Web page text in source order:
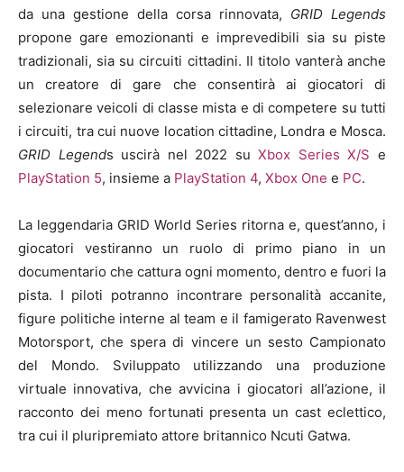
da una gestione della corsa rinnovata, GRID Legends
propone gare emozionanti e imprevedibili sia su piste
tradizionali, sia su circuiti cittadini. Il titolo vanterà anche
un creatore di gare che consentirà ai giocatori di
selezionare veicoli di classe mista e di competere su tutti
i circuiti, tra cui nuove location cittadine, Londra e Mosca.
GRID Legends uscirà nel 2022 suXbox Series X/S e
PlayStation 5, insieme a PlayStation 4, Xbox One e PC.
La leggendaria GRID World Series ritorna e, quest’anno, i
giocatori vestiranno un ruolo di primo piano in un
documentario che cattura ogni momento, dentro e fuori la
pista. I piloti potranno incontrare personalità accanite,
figure politiche interne al team e il famigerato Ravenwest
Motorsport, che spera di vincere un sesto Campionato
del Mondo. Sviluppato utilizzando una produzione
virtuale innovativa, che avvicina i giocatori all’azione, il
racconto dei meno fortunati presenta un cast eclettico,
tra cui il pluripremiato attore britannico Ncuti Gatwa.